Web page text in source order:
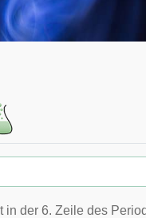
in der 6. Zeile des